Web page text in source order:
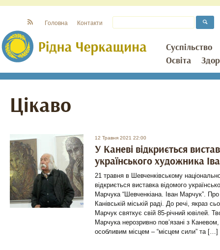
Суспільство
Освіта
Головна Контакти
Цікаво
12 Травня 2021 22:00
У Каневі відкриється
українського художника
21 травня в Шевченківському
відкриється виставка відомого
Марчука “Шевченкіана. Іван Марчук”.
Канівській міській раді. До речі, якраз
Марчук святкує свій 85-річний ювілей.
Марчука нерозривно пов’язані з
особливим місцем – “місцем сили” та […]